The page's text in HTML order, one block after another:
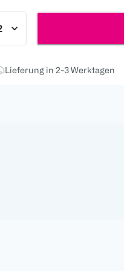
Lieferung in 2-3 Werktagen